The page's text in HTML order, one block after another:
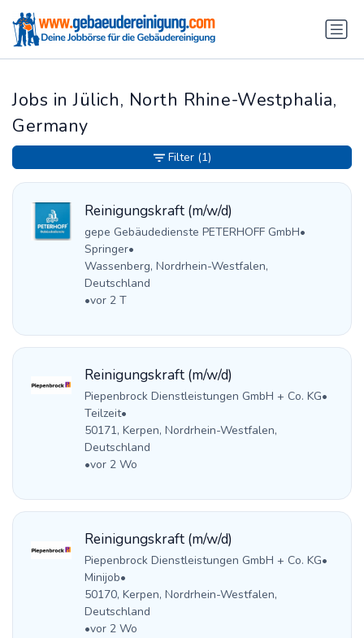
Jobs in Jülich, North Rhine-Westphalia,
Germany
Reinigungskraft (m/w/d)
gepe Gebäudedienste PETERHOFF GmbH•
Springer•
Wassenberg, Nordrhein-Westfalen,
Deutschland
•vor 2 T
Reinigungskraft (m/w/d)
Piepenbrock Dienstleistungen GmbH + Co. KG•
Teilzeit•
50171, Kerpen, Nordrhein-Westfalen,
Deutschland
•vor 2 Wo
Reinigungskraft (m/w/d)
Piepenbrock Dienstleistungen GmbH + Co. KG•
Minijob•
50170, Kerpen, Nordrhein-Westfalen,
Deutschland
•vor 2 Wo
Filter (1)